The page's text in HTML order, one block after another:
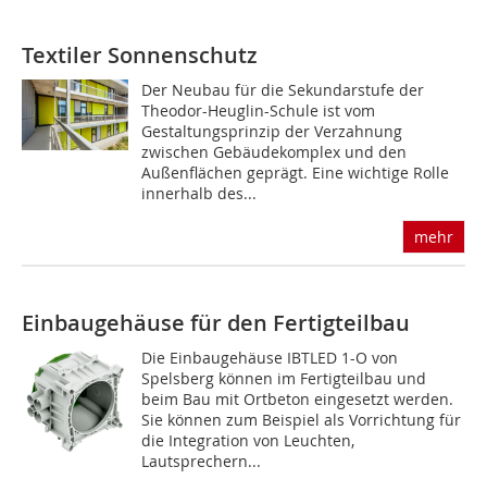
Textiler Sonnenschutz
Der Neubau für die Sekundarstufe der
Theodor-Heuglin-Schule ist vom
Gestaltungsprinzip der Verzahnung
zwischen Gebäudekomplex und den
Außenflächen geprägt. Eine wichtige Rolle
innerhalb des...
mehr
Einbaugehäuse für den Fertigteilbau
Die Einbaugehäuse IBTLED 1-O von
Spelsberg können im Fertigteilbau und
beim Bau mit Ortbeton eingesetzt werden.
Sie können zum Beispiel als Vorrichtung für
die Integration von Leuchten,
Lautsprechern...